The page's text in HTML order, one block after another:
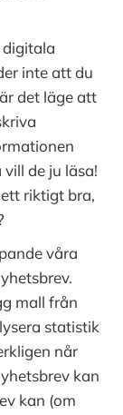
digitala
inte att du
det läge att
de ju läsa!
riktigt bra,
våra
mall från
statistik
når
kan
kan (om